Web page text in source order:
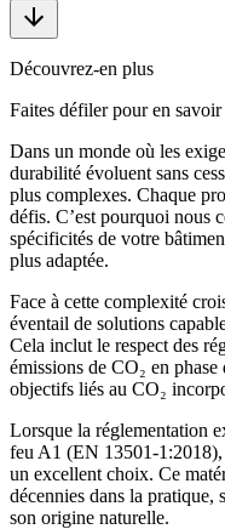
Découvrez-en plus
Faites défiler pour en
Dans un monde où les
durabilité évoluent sans
plus complexes. Chaque
défis. C’est pourquoi nous
spécificités de votre
plus adaptée.
Face à cette complexité
éventail de solutions
Cela inclut le respect des
émissions de CO₂ en
objectifs liés au CO₂
Lorsque la réglementation
feu A1 (EN 13501-
un excellent choix. Ce
décennies dans la
son origine naturelle.